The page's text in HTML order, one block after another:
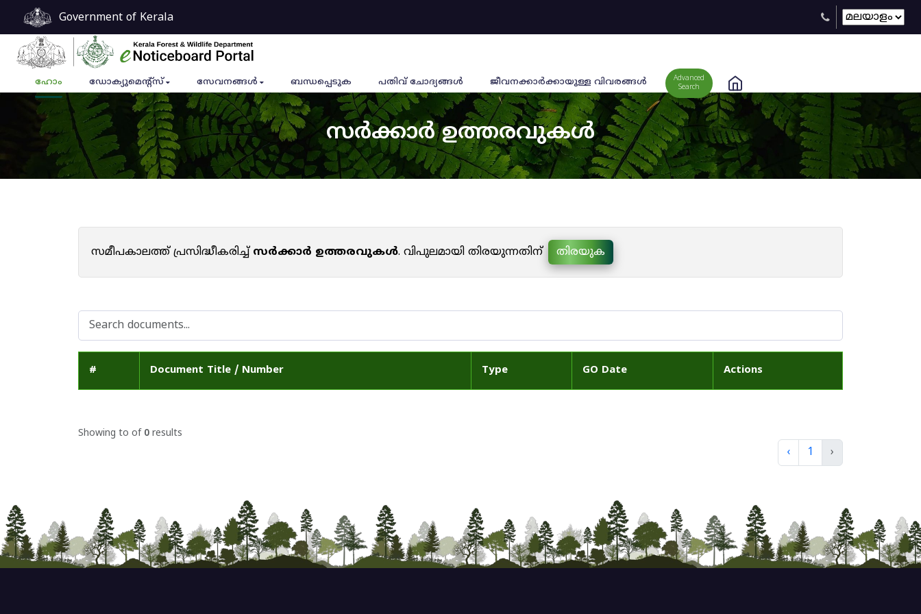
Government of Kerala
ഹോം ഡോക്യുമെൻ്റ്സ് സേവനങ്ങൾ ബന്ധപ്പെടുക പതിവ് ചോദ്യങ്ങൾ ജീവനക്കാര്‍ക്കായുള്ള വിവരങ്ങള്‍
Advanced
Search
സർക്കാർ ഉത്തരവുകൾ
സമീപകാലത്ത് പ്രസിദ്ധീകരിച്ച്സർക്കാർ ഉത്തരവുകൾ. വിപുലമായി തിരയുന്നതിന് തിരയുക
# Document Title / Number Type GO Date Actions
Showing to of 0 results
‹ 1 ›